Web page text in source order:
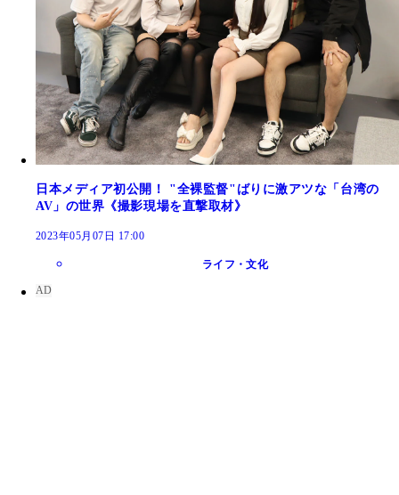
日本メディア初公開！ "全裸監督"ばりに激アツな「台湾の
AV」の世界《撮影現場を直撃取材》
2023年05月07日 17:00
ライフ・文化